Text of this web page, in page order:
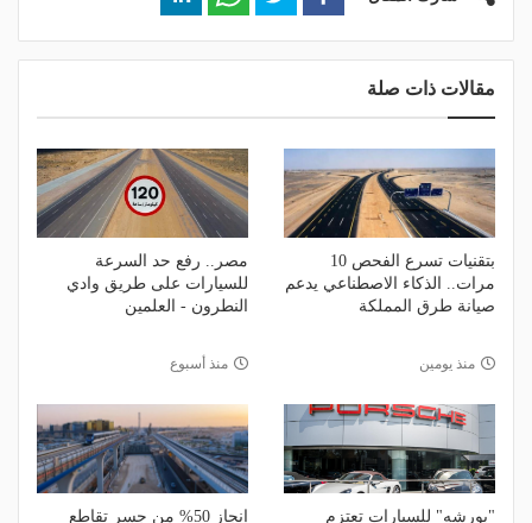
مقالات ذات صلة
بتقنيات تسرع الفحص 10
مرات.. الذكاء الاصطناعي يدعم
صيانة طرق المملكة
منذ يومين
مصر.. رفع حد السرعة
للسيارات على طريق وادي
النطرون - العلمين
منذ أسبوع
"بورشه" للسيارات تعتزم
إنجاز 50% من جسر تقاطع